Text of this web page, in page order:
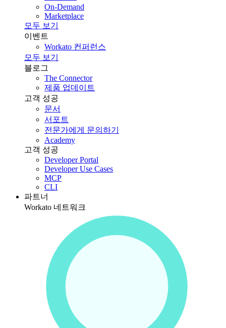
On-Demand
Marketplace
모두 보기
이벤트
Workato 컨퍼런스
모두 보기
블로그
The Connector
제품 업데이트
고객 성공
문서
서포트
전문가에게 문의하기
Academy
고객 성공
Developer Portal
Developer Use Cases
MCP
CLI
파트너
Workato 네트워크